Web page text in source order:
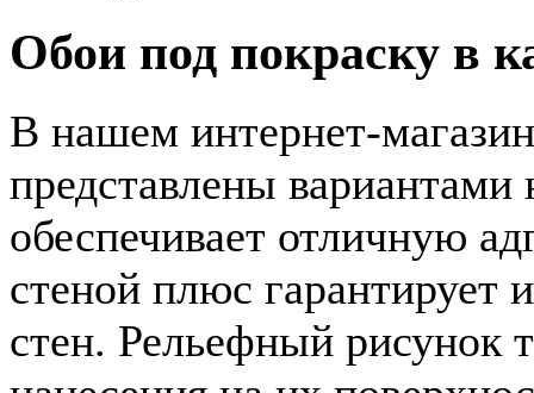
Обои под покраску в
В нашем интернет-
представлены вариантами
обеспечивает отличную
стеной плюс гарантирует
стен. Рельефный рисунок